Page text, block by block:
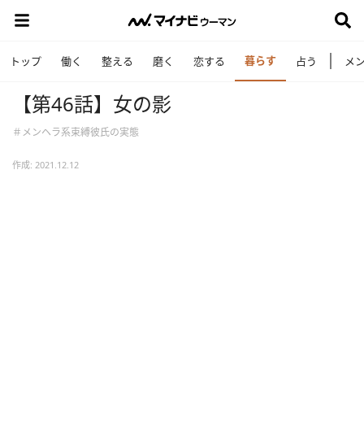
トップ 働く 整える 磨く 恋する 暮らす 占う メ
【第46話】女の影
＃メンヘラ系束縛彼氏の実態
作成: 2021.12.12